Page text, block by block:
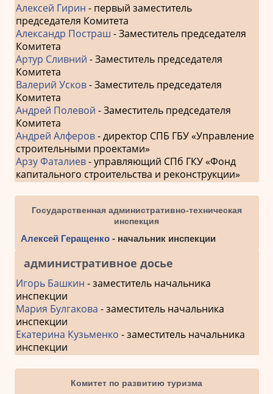
Алексей Гирин - первый заместитель
председателя Комитета
Александр Постраш - Заместитель председателя
Комитета
Артур Сливний - Заместитель председателя
Комитета
Валерий Усков- Заместитель председателя
Комитета
Андрей Полевой - Заместитель председателя
Комитета
Андрей Алферов- директор СПБ ГБУ «Управление
строительными проектами»
Арзу Фаталиев- управляющий СПб ГКУ «Фонд
капитального строительства и реконструкции»
Государственная административно-техническая
инспекция
Алексей Геращенко- начальник инспекции
административное досье
Игорь Башкин - заместитель начальника
инспекции
Мария Булгакова - заместитель начальника
инспекции
Екатерина Кузьменко - заместитель начальника
инспекции
Комитет по развитию туризма